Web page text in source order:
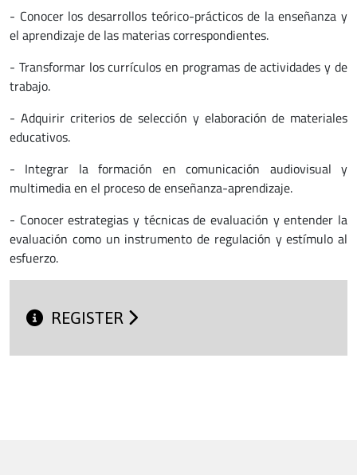
- Conocer los desarrollos teórico-prácticos de la enseñanza y
el aprendizaje de las materias correspondientes.
- Transformar los currículos en programas de actividades y de
trabajo.
- Adquirir criterios de selección y elaboración de materiales
educativos.
- Integrar la formación en comunicación audiovisual y
multimedia en el proceso de enseñanza-aprendizaje.
- Conocer estrategias y técnicas de evaluación y entender la
evaluación como un instrumento de regulación y estímulo al
esfuerzo.
REGISTER